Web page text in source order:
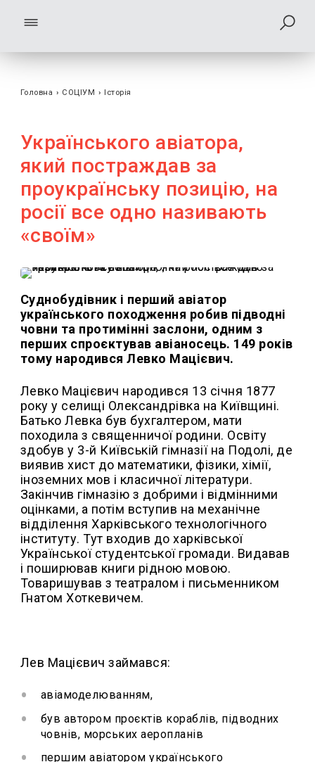
Головна › СОЦІУМ › Історія
Українського авіатора,
який постраждав за
проукраїнську позицію, на
росії все одно називають
«своїм»
Суднобудівник і перший авіатор
українського походження робив підводні
човни та протимінні заслони, одним з
перших спроєктував авіаносець. 149 років
тому народився Левко Мацієвич.
Левко Мацієвич народився 13 січня 1877
року у селищі Олександрівка на Київщині.
Батько Левка був бухгалтером, мати
походила з священничої родини. Освіту
здобув у 3-й Київській гімназії на Подолі, де
виявив хист до математики, фізики, хімії,
іноземних мов і класичної літератури.
Закінчив гімназію з добрими і відмінними
оцінками, а потім вступив на механічне
відділення Харківського технологічного
інституту. Тут входив до харківської
Української студентської громади. Видавав
і поширював книги рідною мовою.
Товаришував з театралом і письменником
Гнатом Хоткевичем.
Лев Мацієвич займався:
авіамоделюванням,
був автором проєктів кораблів, підводних
човнів, морських аеропланів
першим авіатором українського